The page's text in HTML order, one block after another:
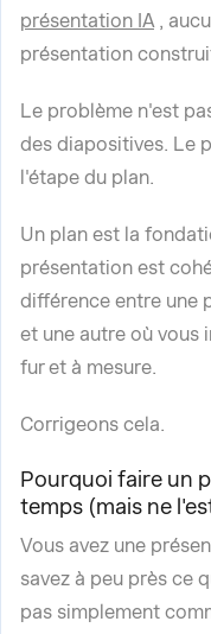
présentation IA,
présentation
Le problème n'est
des diapositives. Le
l'étape du plan.
Un plan est la
présentation est
différence entre une
et une autre où vous
fur et à mesure.
Corrigeons cela.
Pourquoi faire un
temps (mais ne
Vous avez une
savez à peu près ce
pas simplement